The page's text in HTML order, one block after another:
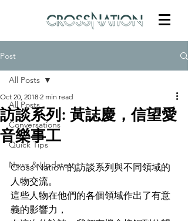
Post
All Posts
Conversations
Quick Tips
News & Updates
All Posts
訪談系列: 黃誌慶，信望愛
音樂事工
Oct 20, 2018 2 min read
Cross Nation 的訪談系列與不同領域的
人物交流。
這些人物在他們的各個領域作出了有意
義的影響力，